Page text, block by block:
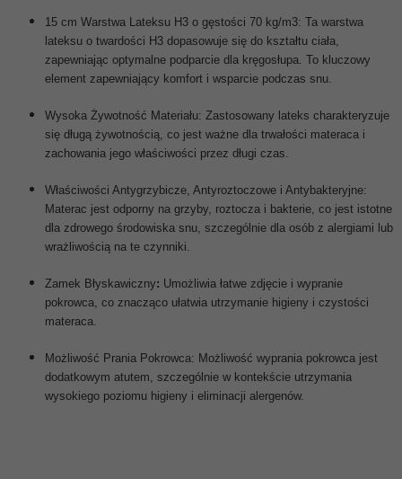
15 cm Warstwa Lateksu H3 o gęstości 70 kg/m3: Ta warstwa
lateksu o twardości H3 dopasowuje się do kształtu ciała,
zapewniając optymalne podparcie dla kręgosłupa. To kluczowy
element zapewniający komfort i wsparcie podczas snu.
Wysoka Żywotność Materiału: Zastosowany lateks charakteryzuje
się długą żywotnością, co jest ważne dla trwałości materaca i
zachowania jego właściwości przez długi czas.
Właściwości Antygrzybicze, Antyroztoczowe i Antybakteryjne:
Materac jest odporny na grzyby, roztocza i bakterie, co jest istotne
dla zdrowego środowiska snu, szczególnie dla osób z alergiami lub
wrażliwością na te czynniki.
Zamek Błyskawiczny: Umożliwia łatwe zdjęcie i wypranie
pokrowca, co znacząco ułatwia utrzymanie higieny i czystości
materaca.
Możliwość Prania Pokrowca: Możliwość wyprania pokrowca jest
dodatkowym atutem, szczególnie w kontekście utrzymania
wysokiego poziomu higieny i eliminacji alergenów.